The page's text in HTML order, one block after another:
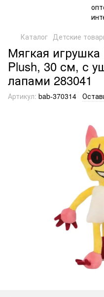
Каталог Детские
Мягкая игрушка
Plush, 30 см, с
лапами 283041
Артикул: bab-370314